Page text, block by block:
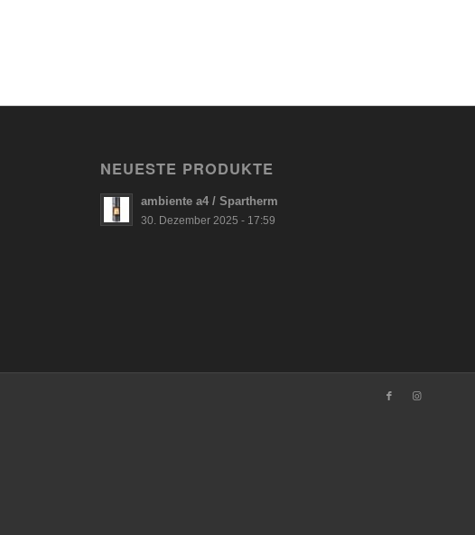
NEUESTE PRODUKTE
ambiente a4 / Spartherm
30. Dezember 2025 - 17:59